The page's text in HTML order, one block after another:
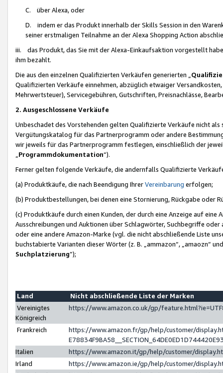
C. über Alexa, oder
D. indem er das Produkt innerhalb der Skills Session in den
seiner erstmaligen Teilnahme an der Alexa Shopping Action
iii. das Produkt, das Sie mit der Alexa-Einkaufsaktion vorgestellt
ihm bezahlt.
Die aus den einzelnen Qualifizierten Verkäufen generierten „
Qualifizierten Verkäufe einnehmen, abzüglich etwaiger
Mehrwertsteuer), Servicegebühren, Gutschriften, Preisnachlässe,
2. Ausgeschlossene Verkäufe
Unbeschadet des Vorstehenden gelten Qualifizierte Verkäufe nicht
Vergütungskatalog für das Partnerprogramm oder andere
wir jeweils für das Partnerprogramm festlegen, einschließlich der
Programmdokumentation“).
Ferner gelten folgende Verkäufe, die andernfalls Qualifizierte
(a) Produktkäufe, die nach Beendigung IhrerVereinbarung erfolgen;
(b) Produktbestellungen, bei denen eine Stornierung, Rückgabe oder
(c) Produktkäufe durch einen Kunden, der durch eine Anzeige auf
Ausschreibungen und Auktionen über Schlagwörter, Suchbegriffe
oder eine andere Amazon-Marke (vgl. die nicht abschließende Liste
buchstabierte Varianten dieser Wörter (z. B. „ammazon“, „amaozn“
Suchplatzierung”);
Land
Nicht abschließende Liste der Marken
Vereinigtes
Königreich
https://www.amazon.co.uk/gp/
Frankreich
https://www.amazon.fr/gp/help/customer/
Italien
https://www.amazon.it/gp/help/customer/
Irland
https://www.amazon.ie/gp/help/customer/